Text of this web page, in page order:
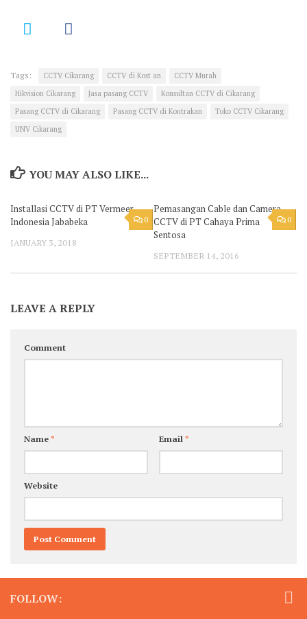
Tags: CCTV Cikarang CCTV di Kost an
CCTV Murah
Hikvision Cikarang
Jasa pasang CCTV
Konsultan CCTV di Cikarang
Pasang CCTV di Cikarang
Pasang CCTV di Kontrakan
Toko CCTV Cikarang
UNV Cikarang
YOU MAY ALSO LIKE...
0
Installasi CCTV di PT Vermeer
Indonesia Jababeka
JANUARY 3, 2018
0
Pemasangan Cable dan Camera
CCTV di PT Cahaya Prima
Sentosa
SEPTEMBER 14, 2016
LEAVE A REPLY
Comment
Name* Email*
Website
FOLLOW: